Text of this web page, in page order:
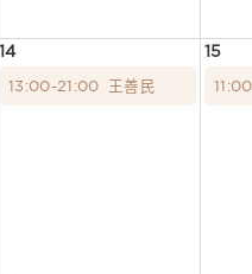
14 15
13:00-21:00 王善民